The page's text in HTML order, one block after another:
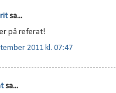
sa...
på referat!
2011 kl. 07:47
sa...